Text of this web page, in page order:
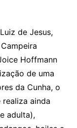
de Jesus,
Hoffmann
de uma
da Cunha, o
ainda
adulta),